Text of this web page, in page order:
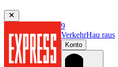
9
VerkehrHau raus
Konto